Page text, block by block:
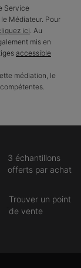
Service
Médiateur. Pour
ici. Au
mis en
accessible
médiation, le
3 échantillons
offerts par achat
Trouver un point
de vente